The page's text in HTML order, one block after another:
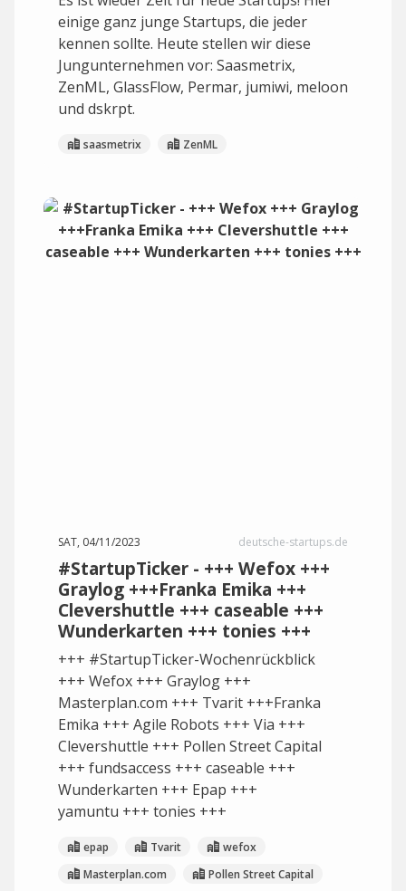
einige ganz junge Startups, die jeder
kennen sollte. Heute stellen wir diese
Jungunternehmen vor: Saasmetrix,
ZenML, GlassFlow, Permar, jumiwi, meloon
und dskrpt.
saasmetrix ZenML
SAT, 04/11/2023 deutsche-startups.de
#StartupTicker - +++ Wefox +++
Graylog +++Franka Emika +++
Clevershuttle +++ caseable +++
Wunderkarten +++ tonies +++
+++ #StartupTicker-Wochenrückblick
+++ Wefox +++ Graylog +++
Masterplan.com +++ Tvarit +++Franka
Emika +++ Agile Robots +++ Via +++
Clevershuttle +++ Pollen Street Capital
+++ fundsaccess +++ caseable +++
Wunderkarten +++ Epap +++
yamuntu +++ tonies +++
epap Tvarit
wefox
Masterplan.com
Pollen Street Capital